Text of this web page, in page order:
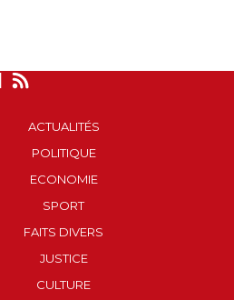
ACTUALITÉS
POLITIQUE
ECONOMIE
SPORT
FAITS DIVERS
JUSTICE
CULTURE